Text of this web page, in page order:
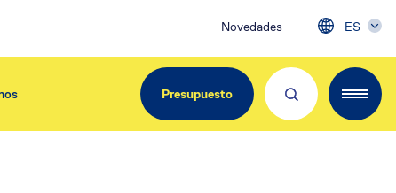
Novedades ES
Presupuesto